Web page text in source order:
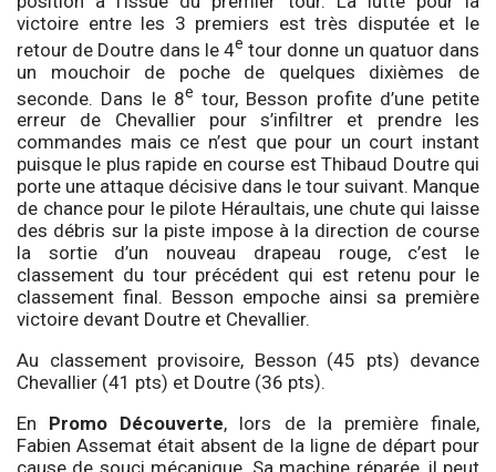
victoire entre les 3 premiers est très disputée et le
retour de Doutre dans le 4e tour donne un quatuor dans
un mouchoir de poche de quelques dixièmes de
seconde. Dans le 8e tour, Besson profite d’une petite
erreur de Chevallier pour s’infiltrer et prendre les
commandes mais ce n’est que pour un court instant
puisque le plus rapide en course est Thibaud Doutre qui
porte une attaque décisive dans le tour suivant. Manque
de chance pour le pilote Héraultais, une chute qui laisse
des débris sur la piste impose à la direction de course
la sortie d’un nouveau drapeau rouge, c’est le
classement du tour précédent qui est retenu pour le
classement final. Besson empoche ainsi sa première
victoire devant Doutre et Chevallier.
Au classement provisoire, Besson (45 pts) devance
Chevallier (41 pts) et Doutre (36 pts).
En Promo Découverte, lors de la première finale,
Fabien Assemat était absent de la ligne de départ pour